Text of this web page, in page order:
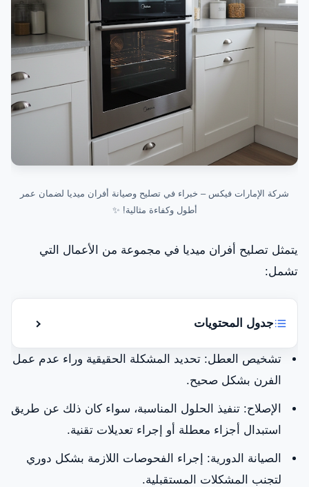
شركة الإمارات فيكس – خبراء في تصليح وصيانة أفران ميديا لضمان عمر
أطول وكفاءة مثالية! ✨
يتمثل تصليح أفران ميديا في مجموعة من الأعمال التي
تشمل:
جدول المحتويات إظهار أو
خطوات تصليح أفران ميديا
أسباب تلف الأفران
أفضل الممارسات للحفاظ على الأفران
الختام
تشخيص العطل: تحديد المشكلة الحقيقية وراء عدم عمل
الفرن بشكل صحيح.
الإصلاح: تنفيذ الحلول المناسبة، سواء كان ذلك عن طريق
استبدال أجزاء معطلة أو إجراء تعديلات تقنية.
الصيانة الدورية: إجراء الفحوصات اللازمة بشكل دوري
لتجنب المشكلات المستقبلية.